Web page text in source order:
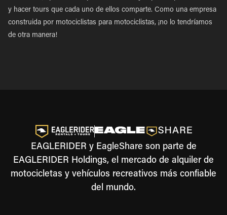
y hacer tours que cada uno de ellos comparte. Como una empresa
construida por motociclistas para motociclistas, ¡no lo tendríamos
de otra manera!
EAGLERIDER y EagleShare son parte de
EAGLERIDER Holdings, el mercado de alquiler de
motocicletas y vehículos recreativos más confiable
del mundo.